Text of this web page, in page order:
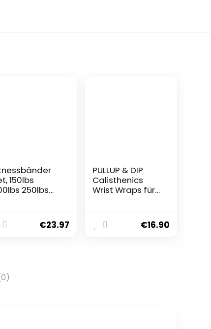
150lbs
250lbs
Türanker
€23.97
PULLUP & DIP
Calisthenics
Wrist Wraps für
Training,
Handgelenkban
€16.90